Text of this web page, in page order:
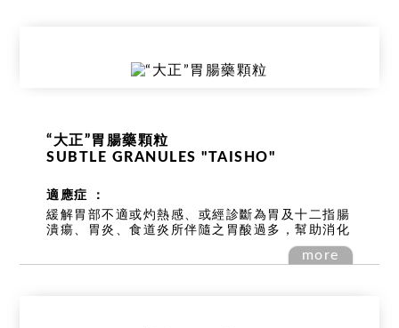
“大正”胃腸藥顆粒
SUBTLE GRANULES "TAISHO"
適應症 ：
緩解胃部不適或灼熱感、或經診斷為胃及十二指腸
潰瘍、胃炎、食道炎所伴隨之胃酸過多，幫助消化
more